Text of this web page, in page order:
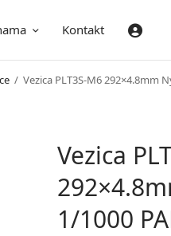
Kontakt Prijava
/ Vezica PLT3S-M6 292×4.8mm
Vezica
1/1000